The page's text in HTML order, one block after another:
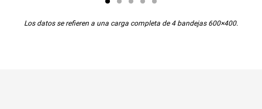
Los datos se refieren a una carga completa de 4 bandejas 600×400.